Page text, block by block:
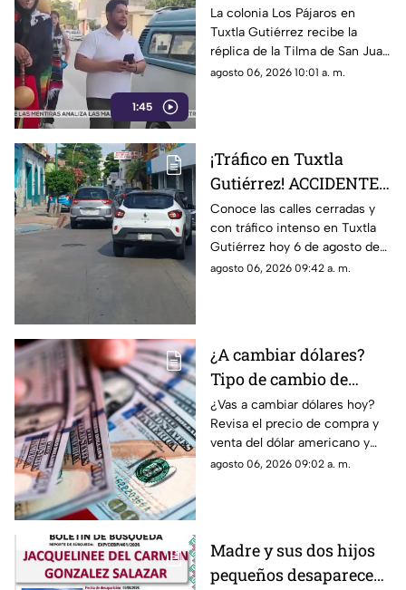
1:45
la Tilma de San Juan
Diego rumbo a los 500
años de las apariciones
guadalupanas
La colonia Los Pájaros en
Tuxtla Gutiérrez recibe la
réplica de la Tilma de San Juan
Diego. Un símbolo de fe y
agosto 06, 2026 10:01 a. m.
¡Tráfico en Tuxtla
Gutiérrez! ACCIDENTES
dejan calles cerradas
hoy 6 de agosto
Conoce las calles cerradas y
con tráfico intenso en Tuxtla
Gutiérrez hoy 6 de agosto de
2026. Accidentes y otros
agosto 06, 2026 09:42 a. m.
¿A cambiar dólares?
Tipo de cambio de
dólar a pesos
mexicanos hoy 6 de
agosto
¿Vas a cambiar dólares hoy?
Revisa el precio de compra y
venta del dólar americano y
aprovecha el mejor tipo de
agosto 06, 2026 09:02 a. m.
Madre y sus dos hijos
pequeños desaparecen